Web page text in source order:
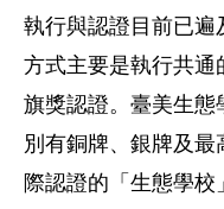
執行與認證目前已
方式主要是執行共
旗獎認證。臺美生
別有銅牌、銀牌及
際認證的「生態學